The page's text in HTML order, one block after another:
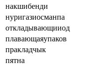
накшибенди
нуригазиосманпа
откладывающииод
плавающаяупаков
пракладчык
пятна